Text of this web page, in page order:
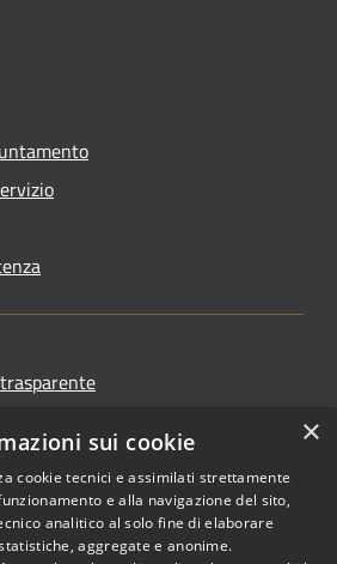
×
sui cookie
cookie tecnici e assimilati strettamente
e alla navigazione del sito,
analitico al solo fine di elaborare
aggregate e anonime.